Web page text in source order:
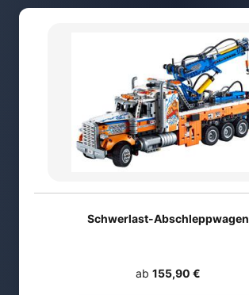
Schwerlast-Abschleppwagen
ab 155,90 €